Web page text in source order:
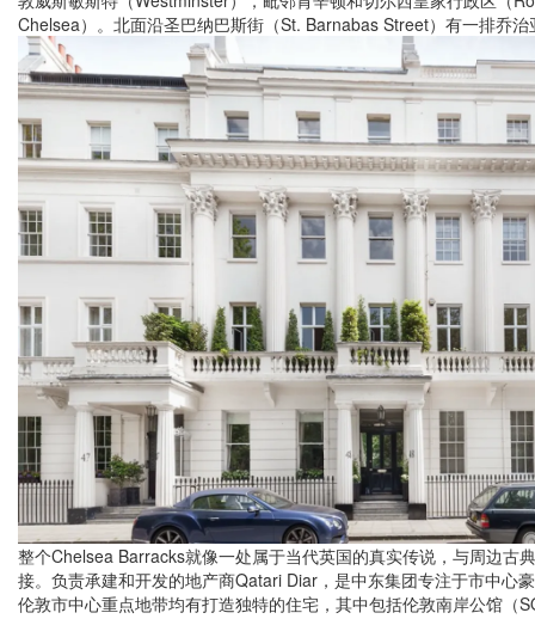
Chelsea）。北面沿圣巴纳巴斯街（St. Barnabas Street）有一排乔
整个Chelsea Barracks就像一处属于当代英国的真实传说，与周边古
接。负责承建和开发的地产商Qatari Diar，是中东集团专注于市中心
伦敦市中心重点地带均有打造独特的住宅，其中包括伦敦南岸公馆（